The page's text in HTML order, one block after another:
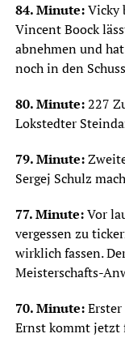
84. Minute:Vicky
Vincent Boock
abnehmen und
noch in den
80. Minute:227
Lokstedter
79. Minute:
Sergej Schulz
77. Minute:Vor
vergessen zu
wirklich fassen.
Meisterschafts-
70. Minute:
Ernst kommt jetzt